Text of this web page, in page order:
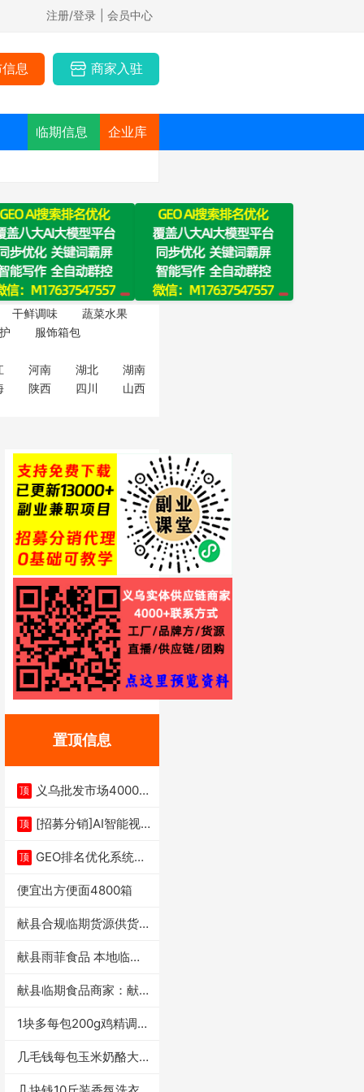
注册/登录 | 会员中心
息 商家入驻
临期信息 企业库
干鲜调味
蔬菜水果
服饰箱包
河南 湖北
湖南
陕西 四川
山西
置顶信息
顶
义乌批发市场4000多
顶 [招募分销]AI智能视
顶 GEO排名优化系统+A
便宜出方便面4800箱
献县合规临期货源供货商
献县雨菲食品 本地临期
献县临期食品商家：献县
1块多每包200g鸡精调味
几毛钱每包玉米奶酪大虾